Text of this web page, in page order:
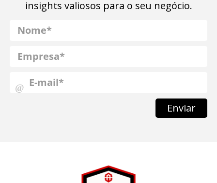
insights valiosos para o seu negócio.
Enviar